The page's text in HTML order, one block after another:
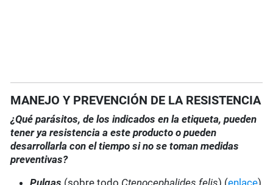
MANEJO Y PREVENCIÓN DE LA RESISTENCIA
¿Qué parásitos, de los indicados en la etiqueta, pueden
tener ya resistencia a este producto o pueden
desarrollarla con el tiempo si no se toman medidas
preventivas?